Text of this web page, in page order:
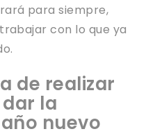
para siempre,
con lo que ya
de realizar
la
nuevo